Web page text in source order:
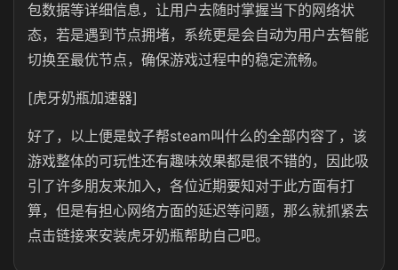
包数据等详细信息，让用户去随时掌握当下的网络状
态，若是遇到节点拥堵，系统更是会自动为用户去智能
切换至最优节点，确保游戏过程中的稳定流畅。
[虎牙奶瓶加速器]
好了，以上便是蚊子帮steam叫什么的全部内容了，该
游戏整体的可玩性还有趣味效果都是很不错的，因此吸
引了许多朋友来加入，各位近期要知对于此方面有打
算，但是有担心网络方面的延迟等问题，那么就抓紧去
点击链接来安装虎牙奶瓶帮助自己吧。